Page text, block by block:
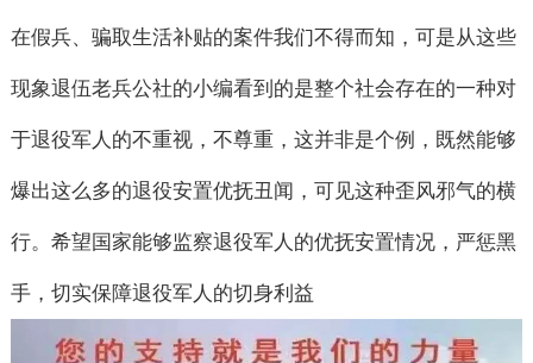
在假兵、骗取生活补贴的案件我们不得而知，可是从这些
现象退伍老兵公社的小编看到的是整个社会存在的一种对
于退役军人的不重视，不尊重，这并非是个例，既然能够
爆出这么多的退役安置优抚丑闻，可见这种歪风邪气的横
行。希望国家能够监察退役军人的优抚安置情况，严惩黑
手，切实保障退役军人的切身利益